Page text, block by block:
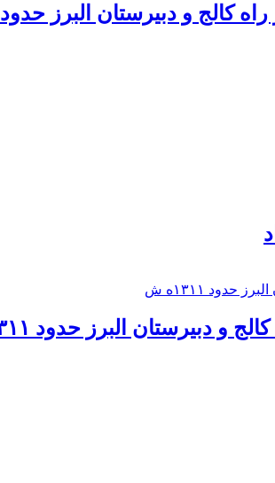
و دبيرستان البرز حدود ۱۳۱۱ه ش
دبيرستان البرز حدود ۱۳۱۱ه ش